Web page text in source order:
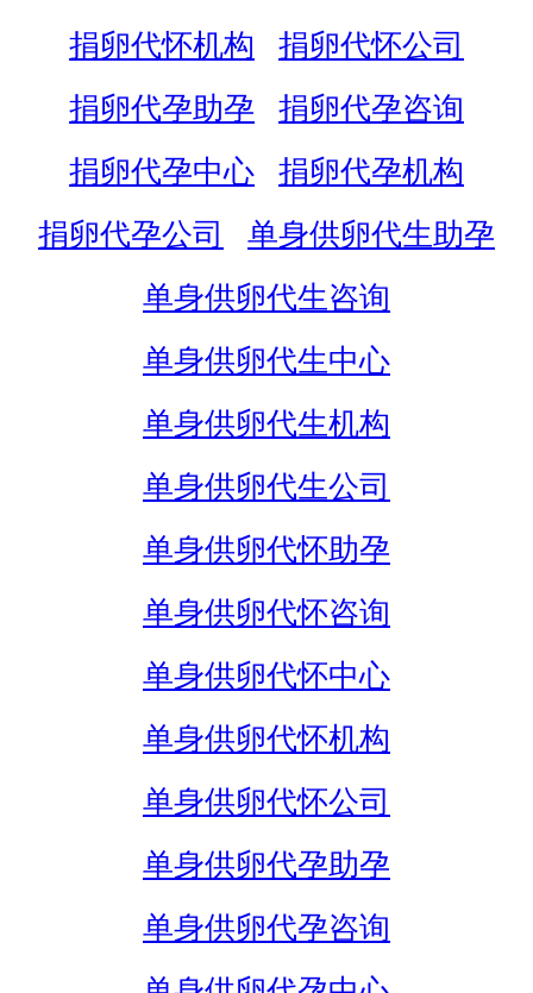
捐卵代怀机构
捐卵代怀公司
捐卵代孕助孕
捐卵代孕咨询
捐卵代孕中心
捐卵代孕机构
捐卵代孕公司
单身供卵代生助孕
单身供卵代生咨询
单身供卵代生中心
单身供卵代生机构
单身供卵代生公司
单身供卵代怀助孕
单身供卵代怀咨询
单身供卵代怀中心
单身供卵代怀机构
单身供卵代怀公司
单身供卵代孕助孕
单身供卵代孕咨询